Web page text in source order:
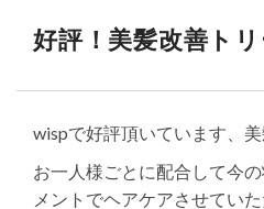
好評！美髪改善ト
wispで好評頂いています、
お一人様ごとに配合して今
メントでヘアケアさせていた